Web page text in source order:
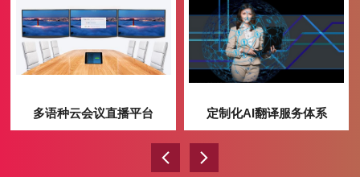
多语种云会议直播平台 定制化AI翻译服务体系